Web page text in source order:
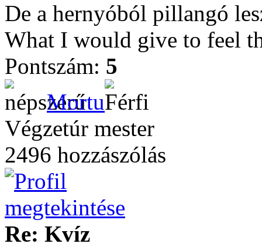
De a hernyóból pillangó
What I would give to feel
Pontszám: 5
Mortu
Végzetúr mester
2496 hozzászólás
Re: Kvíz